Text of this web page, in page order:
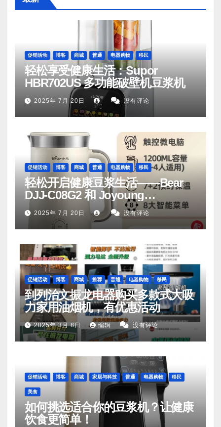
促销活动 博客 商城 普通 电器购物 移民
轻松享受健康生活：Supor
HBR702US 多功能破壁机豆浆机
2025年 7月 20日 没有评论
促销活动 博客 商城 普通 电器购物 移民
轻松开启健康豆浆生活——Bear
DJJ‑C08G2 和 Joyoung
DJ06M‑D53，你值得拥有
2025年 7月 20日 没有评论
促销活动 博客 商城 推荐 普通 电器购物 移民
到列治文振龙电器购买多款式大吸
力家用油烟机，有优惠活动
2025年 3月 8日 编辑 没有评论
促销活动 博客 商城 家居与科技 普通 电器购物 移民
美食
如何挑选适合你的豆浆机？让健康
饮食更简单！